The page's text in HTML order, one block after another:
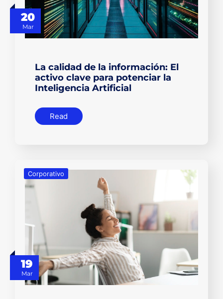
20
Mar
La calidad de la información: El
activo clave para potenciar la
Inteligencia Artificial
Read
19
Mar
Corporativo